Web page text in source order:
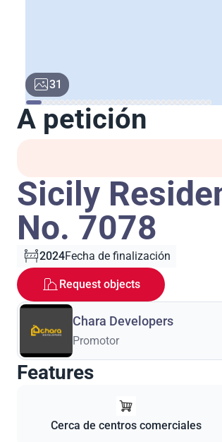
31
A petición
Sicily
No. 7078
2024Fecha de finalización
Request objects
Chara Developers
Promotor
Features
Cerca de centros comerciales